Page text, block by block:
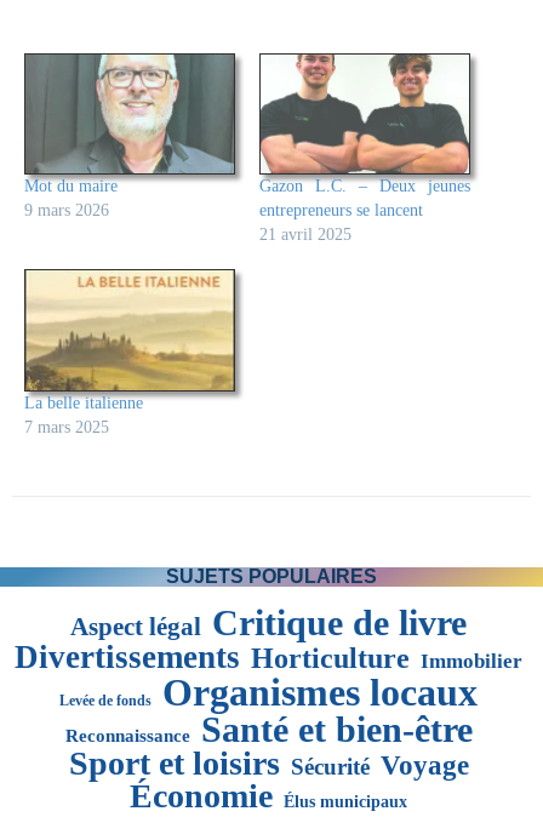
Mot du maire
9 mars 2026
Gazon L.C. – Deux jeunes
entrepreneurs se lancent
21 avril 2025
La belle italienne
7 mars 2025
SUJETS POPULAIRES
Aspect légal Critique de livre
Divertissements Horticulture Immobilier
Levée de fonds Organismes locaux
Reconnaissance Santé et bien-être
Sport et loisirs Sécurité Voyage
Économie Élus municipaux